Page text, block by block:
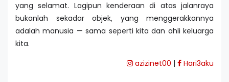
yang selamat. Lagipun kenderaan di atas jalanraya
bukanlah sekadar objek, yang menggerakkannya
adalah manusia — sama seperti kita dan ahli keluarga
kita.
azizinet00 | Hari3aku